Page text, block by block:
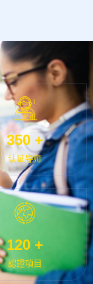
350 +
认证导师
120 +
認證項目